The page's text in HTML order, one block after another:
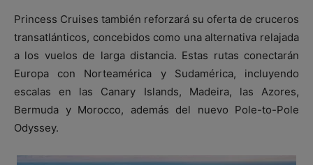
Princess Cruises también reforzará su oferta de cruceros
transatlánticos, concebidos como una alternativa relajada
a los vuelos de larga distancia. Estas rutas conectarán
Europa con Norteamérica y Sudamérica, incluyendo
escalas en las Canary Islands, Madeira, las Azores,
Bermuda y Morocco, además del nuevo Pole-to-Pole
Odyssey.